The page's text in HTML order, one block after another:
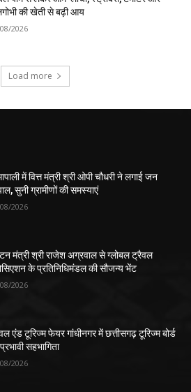
की खेती से बढ़ी आय
2026
Load more
में वित्त मंत्री श्री ओपी चौधरी ने लगाई जन
सुनी ग्रामीणों की समस्याएं
2026
मंत्री श्री राजेश अग्रवाल से ग्लोबल ट्रैवल
के प्रतिनिधिमंडल की सौजन्य भेंट
2026
एंड टूरिज्म फेयर गांधीनगर में छत्तीसगढ़ टूरिज्म बोर्ड
सहभागिता
2026